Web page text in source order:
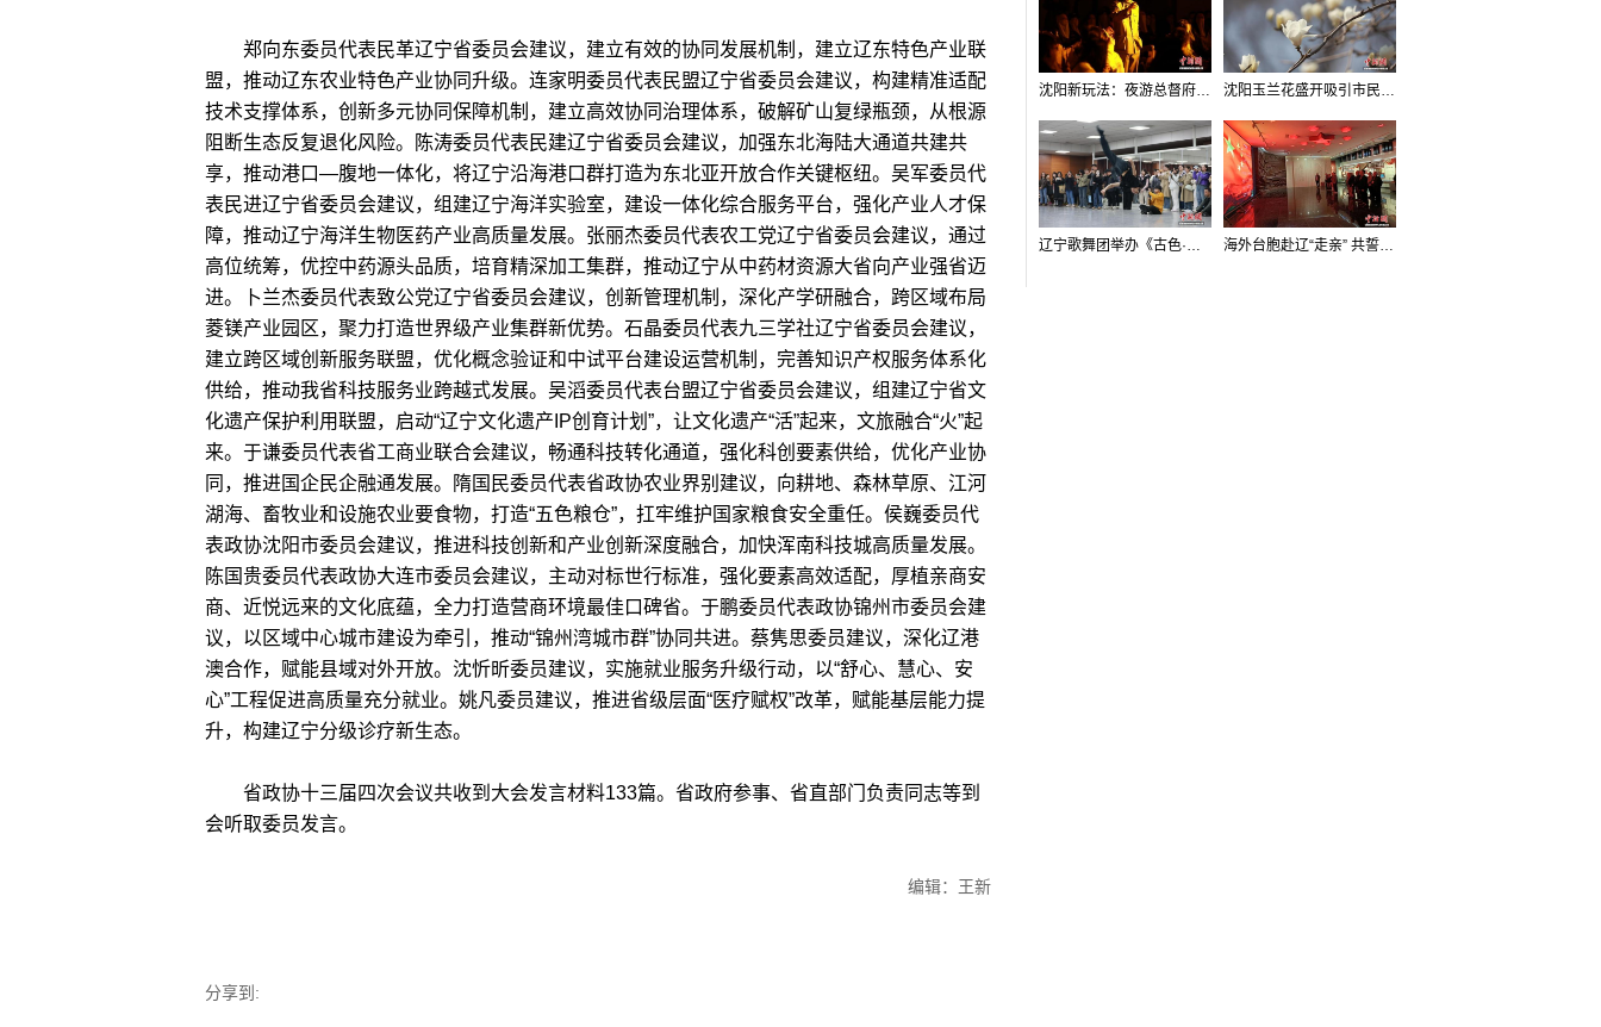
郑向东委员代表民革辽宁省委员会建议，建立有效的协同发展机制，建立辽东特色产业联
盟，推动辽东农业特色产业协同升级。连家明委员代表民盟辽宁省委员会建议，构建精准适配
技术支撑体系，创新多元协同保障机制，建立高效协同治理体系，破解矿山复绿瓶颈，从根源
阻断生态反复退化风险。陈涛委员代表民建辽宁省委员会建议，加强东北海陆大通道共建共
享，推动港口—腹地一体化，将辽宁沿海港口群打造为东北亚开放合作关键枢纽。吴军委员代
表民进辽宁省委员会建议，组建辽宁海洋实验室，建设一体化综合服务平台，强化产业人才保
障，推动辽宁海洋生物医药产业高质量发展。张丽杰委员代表农工党辽宁省委员会建议，通过
高位统筹，优控中药源头品质，培育精深加工集群，推动辽宁从中药材资源大省向产业强省迈
进。卜兰杰委员代表致公党辽宁省委员会建议，创新管理机制，深化产学研融合，跨区域布局
菱镁产业园区，聚力打造世界级产业集群新优势。石晶委员代表九三学社辽宁省委员会建议，
建立跨区域创新服务联盟，优化概念验证和中试平台建设运营机制，完善知识产权服务体系化
供给，推动我省科技服务业跨越式发展。吴滔委员代表台盟辽宁省委员会建议，组建辽宁省文
化遗产保护利用联盟，启动“辽宁文化遗产IP创育计划”，让文化遗产“活”起来，文旅融合“火”起
来。于谦委员代表省工商业联合会建议，畅通科技转化通道，强化科创要素供给，优化产业协
同，推进国企民企融通发展。隋国民委员代表省政协农业界别建议，向耕地、森林草原、江河
湖海、畜牧业和设施农业要食物，打造“五色粮仓”，扛牢维护国家粮食安全重任。侯巍委员代
表政协沈阳市委员会建议，推进科技创新和产业创新深度融合，加快浑南科技城高质量发展。
陈国贵委员代表政协大连市委员会建议，主动对标世行标准，强化要素高效适配，厚植亲商安
商、近悦远来的文化底蕴，全力打造营商环境最佳口碑省。于鹏委员代表政协锦州市委员会建
议，以区域中心城市建设为牵引，推动“锦州湾城市群”协同共进。蔡隽思委员建议，深化辽港
澳合作，赋能县域对外开放。沈忻昕委员建议，实施就业服务升级行动，以“舒心、慧心、安
心”工程促进高质量充分就业。姚凡委员建议，推进省级层面“医疗赋权”改革，赋能基层能力提
升，构建辽宁分级诊疗新生态。
省政协十三届四次会议共收到大会发言材料133篇。省政府参事、省直部门负责同志等到
会听取委员发言。
编辑：王新
分享到:
沈阳新玩法：夜游总督府，当一回“赴宴者” 沈阳玉兰花盛开吸引市民打卡
辽宁歌舞团举办《古色·国宝辽宁》排练开放日活动 海外台胞赴辽“走亲” 共誓“和平初心”